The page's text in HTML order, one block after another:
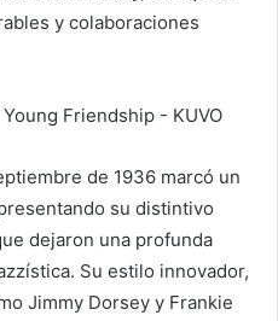
y colaboraciones
de 1936 marcó un
su distintivo
dejaron una profunda
Su estilo innovador,
Jimmy Dorsey y Frankie